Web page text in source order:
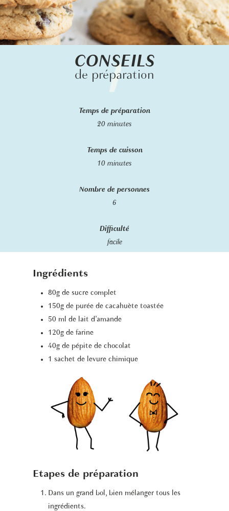
CONSEILS
de préparation
Temps de préparation
20 minutes
Temps de cuisson
10 minutes
Nombre de personnes
6
Difficulté
facile
Ingrédients
80g de sucre complet
150g de purée de cacahuète toastée
50 ml de lait d’amande
120g de farine
40g de pépite de chocolat
1 sachet de levure chimique
Etapes de préparation
Dans un grand bol, bien mélanger tous les
ingrédients.